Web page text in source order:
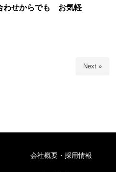
わせからでも お気軽
Next »
会社概要・採用情報